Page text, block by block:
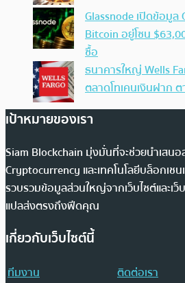
Glassnode เปิดข้อมู
Bitcoin อยู่โซน
ซื้อ
ธนาคารใหญ่ Wells
ตลาดโทเคนเงินฝาก
เป้าหมายของเรา
Siam Blockchain มุ่งมั่นที่จะช่วยนำเสนอ
Cryptocurrency และเทคโนโลยีบล็อกเช
รวบรวมข้อมูลส่วนใหญ่จากเว็บไซต์และเ
แปลส่งตรงถึงฟีดคุณ
เกี่ยวกับเว็บไซต์นี้
ทีมงาน
ติดต่อเรา